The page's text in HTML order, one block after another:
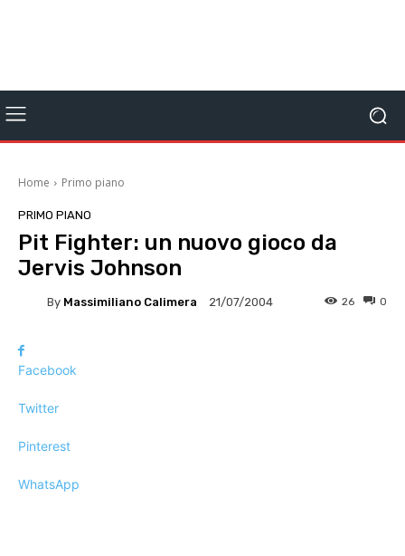
Home Primo piano
PRIMO PIANO
Pit Fighter: un nuovo gioco da
Jervis Johnson
By Massimiliano Calimera 21/07/2004 0
26
Facebook
Twitter
Pinterest
WhatsApp